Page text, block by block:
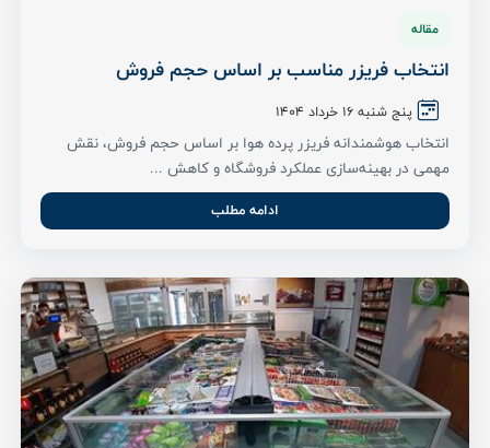
مقاله
انتخاب فریزر مناسب بر اساس حجم فروش
پنج شنبه ۱۶ خرداد ۱۴۰۴
انتخاب هوشمندانه فریزر پرده هوا بر اساس حجم فروش، نقش
مهمی در بهینه‌سازی عملکرد فروشگاه و کاهش ...
ادامه مطلب